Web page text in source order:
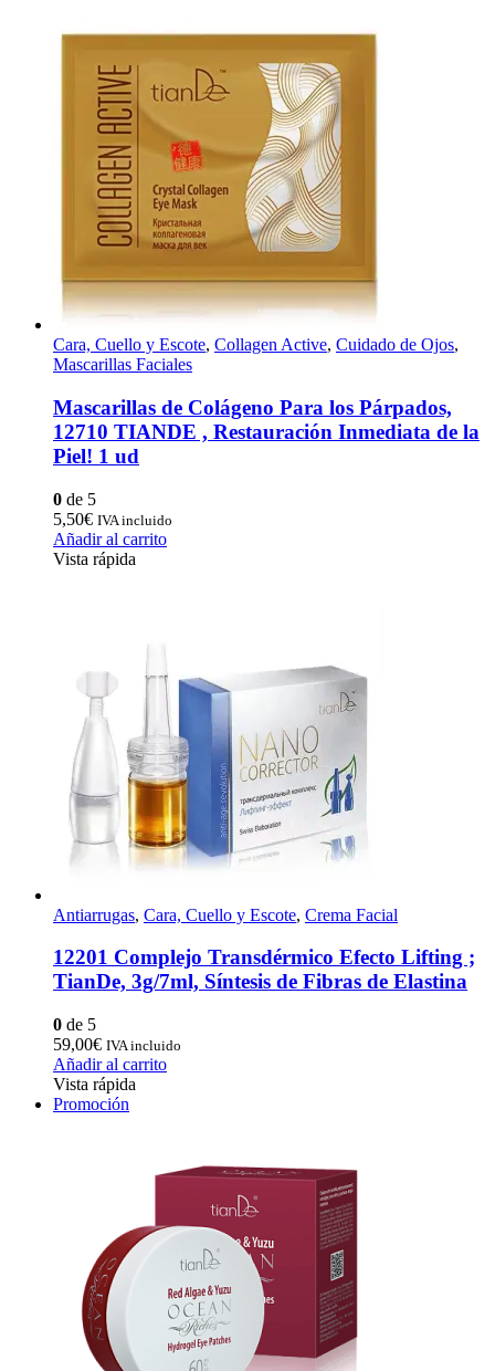
Cara, Cuello y Escote, Collagen Active, Cuidado de Ojos,
Mascarillas Faciales
Mascarillas de Colágeno Para los Párpados,
12710 TIANDE , Restauración Inmediata de la
Piel! 1 ud
0 de 5
5,50€ IVA incluido
Añadir al carrito
Vista rápida
Antiarrugas, Cara, Cuello y Escote, Crema Facial
12201 Complejo Transdérmico Efecto Lifting ;
TianDe, 3g/7ml, Síntesis de Fibras de Elastina
0 de 5
59,00€ IVA incluido
Añadir al carrito
Vista rápida
Promoción